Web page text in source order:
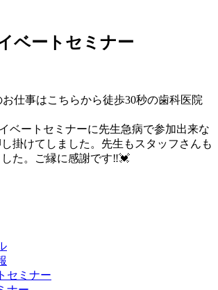
ベートセミナー
仕事はこちらから徒歩30秒の歯科医院
ベートセミナーに先生急病で参加出来な
掛けてしました。先生もスタッフさんも
た。ご縁に感謝です‼💓
セミナー